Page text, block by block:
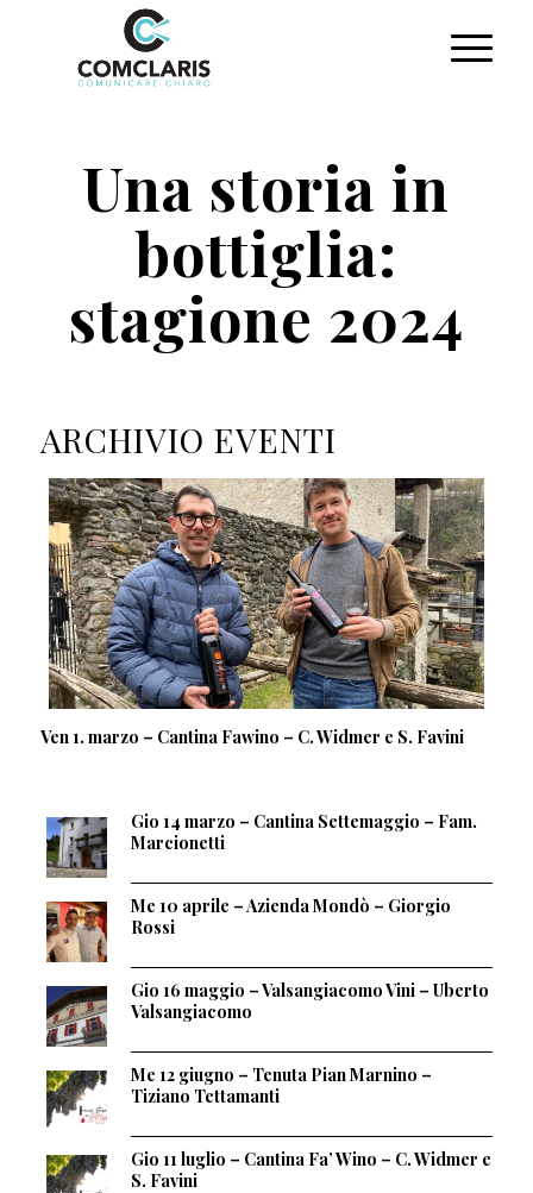
Una storia in
bottiglia:
stagione 2024
ARCHIVIO EVENTI
Ven 1. marzo – Cantina Fawino – C. Widmer e S. Favini
Gio 14 marzo – Cantina Settemaggio – Fam.
Marcionetti
Me 10 aprile – Azienda Mondò – Giorgio
Rossi
Gio 16 maggio – Valsangiacomo Vini – Uberto
Valsangiacomo
Me 12 giugno – Tenuta Pian Marnino –
Tiziano Tettamanti
Gio 11 luglio – Cantina Fa’ Wino – C. Widmer e
S. Favini